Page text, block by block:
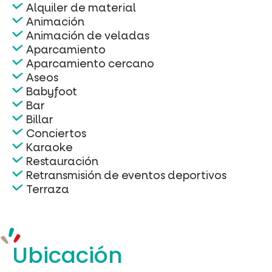
Alquiler de material
Animación
Animación de veladas
Aparcamiento
Aparcamiento cercano
Aseos
Babyfoot
Bar
Billar
Conciertos
Karaoke
Restauración
Retransmisión de eventos deportivos
Terraza
Ubicación